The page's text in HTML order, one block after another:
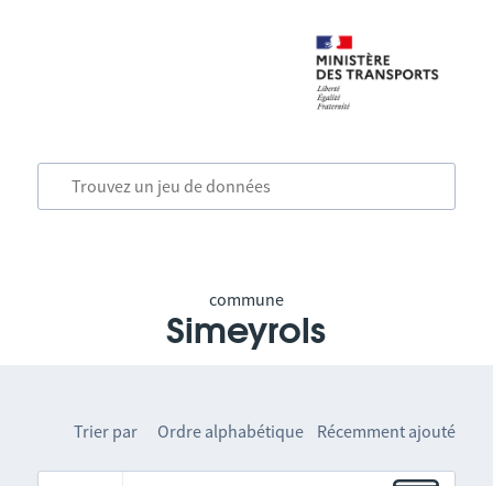
commune
Simeyrols
Trier par Ordre alphabétique Récemment ajouté